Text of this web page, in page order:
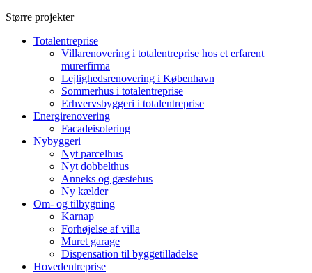
Større projekter
Totalentreprise
Villarenovering i totalentreprise hos et erfarent
murerfirma
Lejlighedsrenovering i København
Sommerhus i totalentreprise
Erhvervsbyggeri i totalentreprise
Energirenovering
Facadeisolering
Nybyggeri
Nyt parcelhus
Nyt dobbelthus
Anneks og gæstehus
Ny kælder
Om- og tilbygning
Karnap
Forhøjelse af villa
Muret garage
Dispensation til byggetilladelse
Hovedentreprise